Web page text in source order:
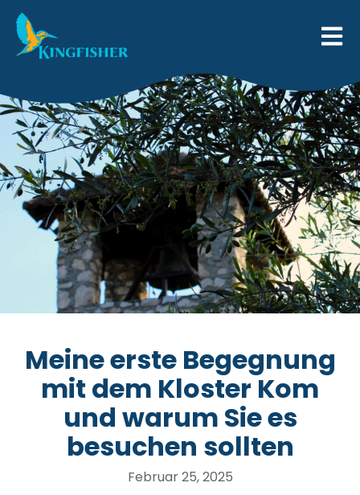
Meine erste Begegnung
mit dem Kloster Kom
und warum Sie es
besuchen sollten
Februar 25, 2025